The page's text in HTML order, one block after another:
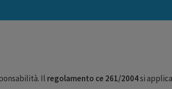
Il regolamento ce 261/2004si